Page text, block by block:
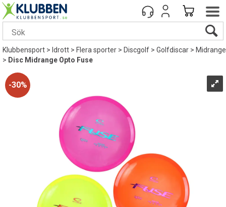
Klubbensport> Idrott>Flera sporter>Discgolf>Golfdiscar>Midrange
> Disc Midrange Opto Fuse
30%